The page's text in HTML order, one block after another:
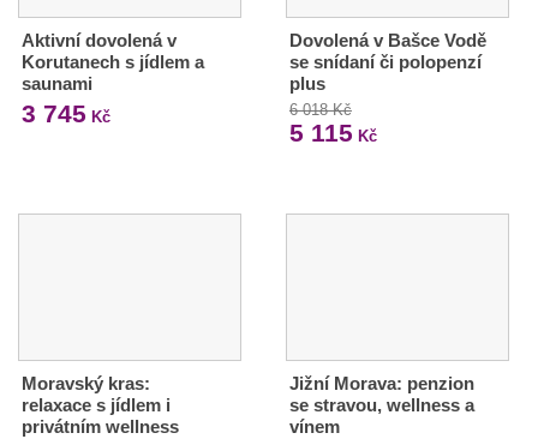
Aktivní dovolená v
Korutanech s jídlem a
saunami
3 745 Kč
Dovolená v Bašce Vodě
se snídaní či polopenzí
plus
6 018 Kč
5 115 Kč
Moravský kras:
relaxace s jídlem i
privátním wellness
Jižní Morava: penzion
se stravou, wellness a
vínem